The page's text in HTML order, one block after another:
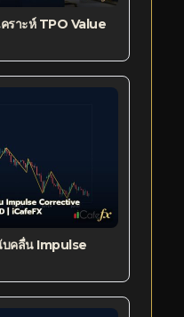
ราะห์ TPO Value
คลื่น Impulse